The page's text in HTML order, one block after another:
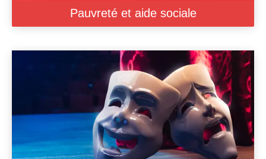
Pauvreté et aide sociale